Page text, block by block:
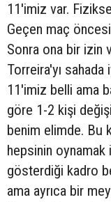
11'imiz var.
Geçen maç öncesi
Sonra ona bir izin
Torreira'yı
11'imiz belli ama
göre 1-2 kişi
benim elimde. Bu
hepsinin
gösterdiği kadro
ama ayrıca bir